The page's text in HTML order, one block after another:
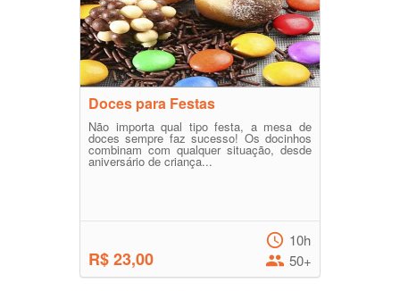
Doces para Festas
Não importa qual tipo festa, a mesa de
doces sempre faz sucesso! Os docinhos
combinam com qualquer situação, desde
aniversário de criança...
R$ 23,00
10h
50+